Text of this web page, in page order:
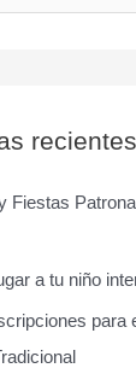
recientes
Fiestas
a tu niño
para